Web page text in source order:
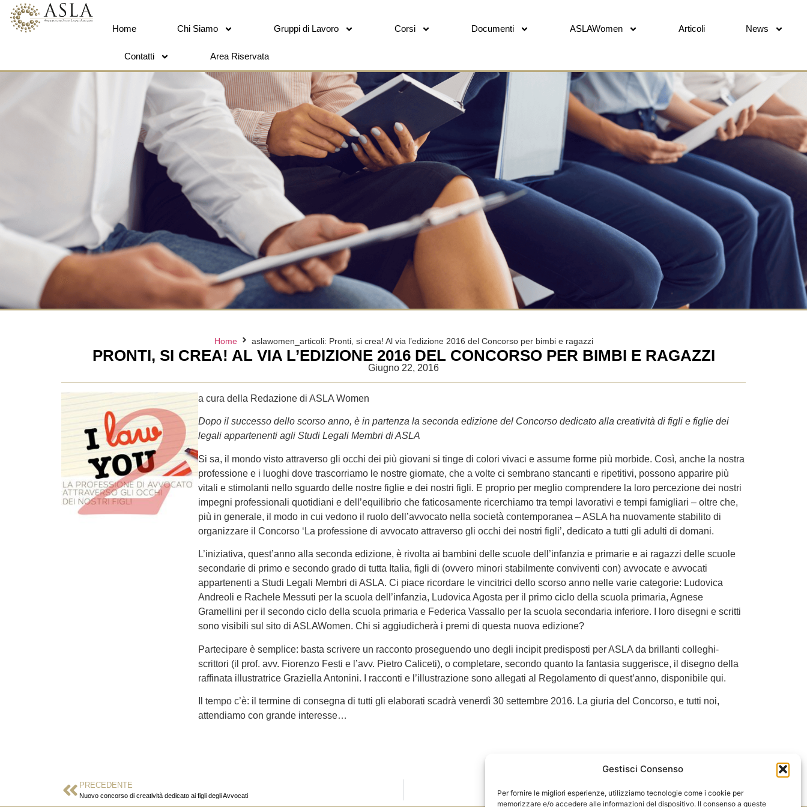
Gestisci Consenso
Per fornire le migliori esperienze, utilizziamo tecnologie come i cookie per
memorizzare e/o accedere alle informazioni del dispositivo. Il consenso a queste
Home Chi Siamo Gruppi di Lavoro Corsi Documenti ASLAWomen Articoli News
Contatti Area Riservata
Home aslawomen_articoli: Pronti, si crea! Al via l’edizione 2016 del Concorso per bimbi e ragazzi
PRONTI, SI CREA! AL VIA L’EDIZIONE 2016 DEL CONCORSO PER BIMBI E RAGAZZI
Giugno 22, 2016
a cura della Redazione di ASLA Women
Dopo il successo dello scorso anno, è in partenza la seconda edizione del Concorso dedicato alla creatività di figli e figlie dei
legali appartenenti agli Studi Legali Membri di ASLA
Si sa, il mondo visto attraverso gli occhi dei più giovani si tinge di colori vivaci e assume forme più morbide. Così, anche la nostra
professione e i luoghi dove trascorriamo le nostre giornate, che a volte ci sembrano stancanti e ripetitivi, possono apparire più
vitali e stimolanti nello sguardo delle nostre figlie e dei nostri figli. E proprio per meglio comprendere la loro percezione dei nostri
impegni professionali quotidiani e dell’equilibrio che faticosamente ricerchiamo tra tempi lavorativi e tempi famigliari – oltre che,
più in generale, il modo in cui vedono il ruolo dell’avvocato nella società contemporanea – ASLA ha nuovamente stabilito di
organizzare il Concorso ‘La professione di avvocato attraverso gli occhi dei nostri figli’, dedicato a tutti gli adulti di domani.
L’iniziativa, quest’anno alla seconda edizione, è rivolta ai bambini delle scuole dell’infanzia e primarie e ai ragazzi delle scuole
secondarie di primo e secondo grado di tutta Italia, figli di (ovvero minori stabilmente conviventi con) avvocate e avvocati
appartenenti a Studi Legali Membri di ASLA. Ci piace ricordare le vincitrici dello scorso anno nelle varie categorie: Ludovica
Andreoli e Rachele Messuti per la scuola dell’infanzia, Ludovica Agosta per il primo ciclo della scuola primaria, Agnese
Gramellini per il secondo ciclo della scuola primaria e Federica Vassallo per la scuola secondaria inferiore. I loro disegni e scritti
sono visibili sul sito di ASLAWomen. Chi si aggiudicherà i premi di questa nuova edizione?
Partecipare è semplice: basta scrivere un racconto proseguendo uno degli incipit predisposti per ASLA da brillanti colleghi-
scrittori (il prof. avv. Fiorenzo Festi e l’avv. Pietro Caliceti), o completare, secondo quanto la fantasia suggerisce, il disegno della
raffinata illustratrice Graziella Antonini. I racconti e l’illustrazione sono allegati al Regolamento di quest’anno, disponibile qui.
Il tempo c’è: il termine di consegna di tutti gli elaborati scadrà venerdì 30 settembre 2016. La giuria del Concorso, e tutti noi,
attendiamo con grande interesse…
PRECEDENTE
Nuovo concorso di creatività dedicato ai figli degli Avvocati Conclusa con successo l’esperienza italiana delle due legali ghanesi